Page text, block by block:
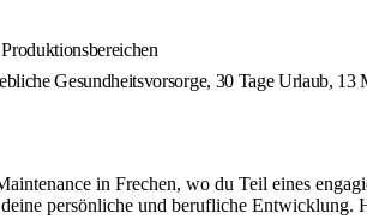
Gesundheitsvorsorge, 30 Tage Urlaub, 13
in Frechen, wo du Teil eines
persönliche und berufliche